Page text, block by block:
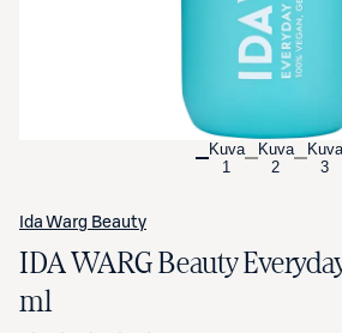
Kuva
1
Kuva
2
Kuva
3
Ida Warg Beauty
IDA WARG Beauty
ml